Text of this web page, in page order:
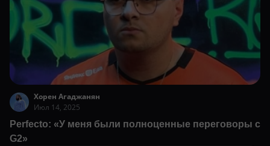
Хорен Агаджанян
Июл 14, 2025
Perfecto: «У меня были полноценные переговоры с
G2»